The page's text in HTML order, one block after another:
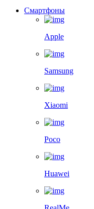
Смартфоны
Apple
Samsung
Xiaomi
Poco
Huawei